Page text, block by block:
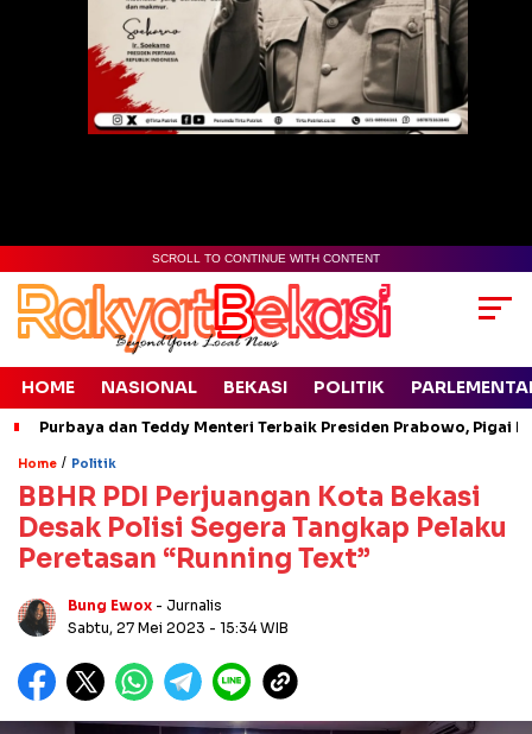
SCROLL TO CONTINUE WITH CONTENT
HOME NASIONAL BEKASI POLITIK
Purbaya dan Teddy Menteri Terbaik Presiden Prabowo, Pigai
Home / Politik
BBHR PDI Perjuangan Kota Bekasi
Desak Polisi Segera Tangkap Pelaku
Peretasan “Running Text”
Bung Ewox - Jurnalis
Sabtu, 27 Mei 2023 - 15:34 WIB